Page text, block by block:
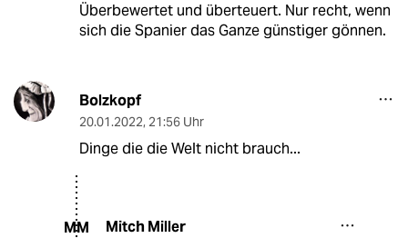
Überbewertet und überteuert. Nur recht, wenn
sich die Spanier das Ganze günstiger gönnen.
Bolzkopf
20.01.2022, 21:56 Uhr
Dinge die die Welt nicht brauch...
MM Mitch Miller